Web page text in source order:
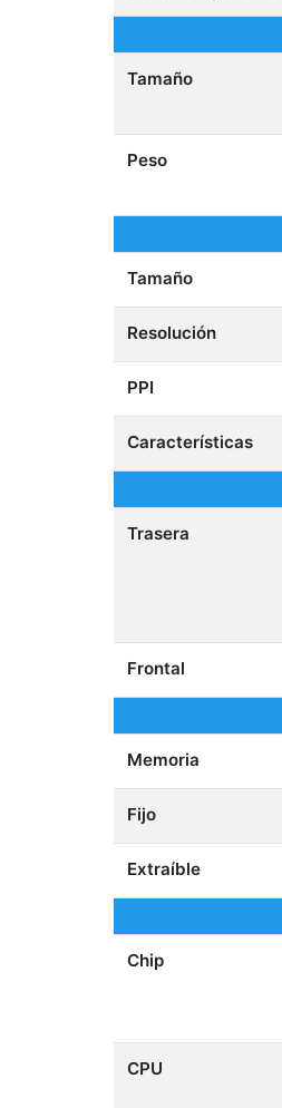
Tamaño
Peso
Tamaño
Resolución
PPI
Características
Trasera
Frontal
Memoria
Fijo
Extraíble
Chip
CPU